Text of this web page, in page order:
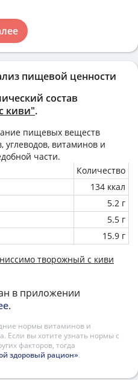
пищевой ценности
состав
киви".
пищевых веществ
углеводов, витаминов и
части.
Количество
134 ккал
5.2 г
5.5 г
15.9 г
творожный с киви
в приложении
.
нормы витаминов и
Если вы хотите узнать нормы с
факторов, тогда
здоровый рацион».